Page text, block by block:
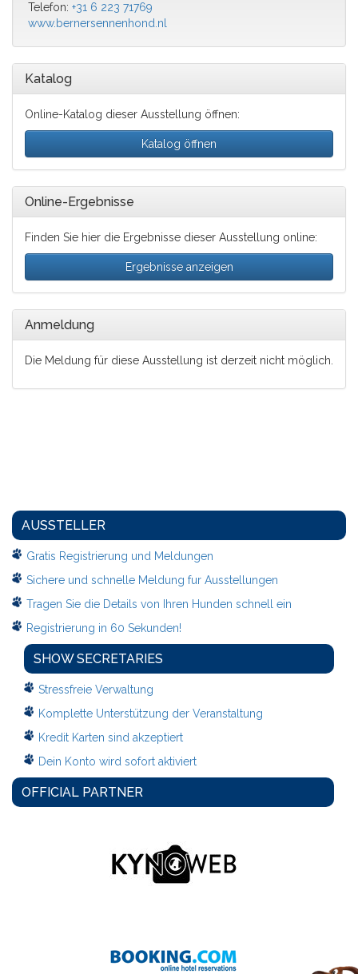
Telefon: +31 6 223 71769
www.bernersennenhond.nl
Katalog
Online-Katalog dieser Ausstellung öffnen:
Katalog öffnen
Online-Ergebnisse
Finden Sie hier die Ergebnisse dieser Ausstellung online:
Ergebnisse anzeigen
Anmeldung
Die Meldung für diese Ausstellung ist derzeit nicht möglich.
AUSSTELLER
Gratis Registrierung und Meldungen
Sichere und schnelle Meldung fur Ausstellungen
Tragen Sie die Details von Ihren Hunden schnell ein
Registrierung in 60 Sekunden!
SHOW SECRETARIES
Stressfreie Verwaltung
Komplette Unterstützung der Veranstaltung
Kredit Karten sind akzeptiert
Dein Konto wird sofort aktiviert
OFFICIAL PARTNER